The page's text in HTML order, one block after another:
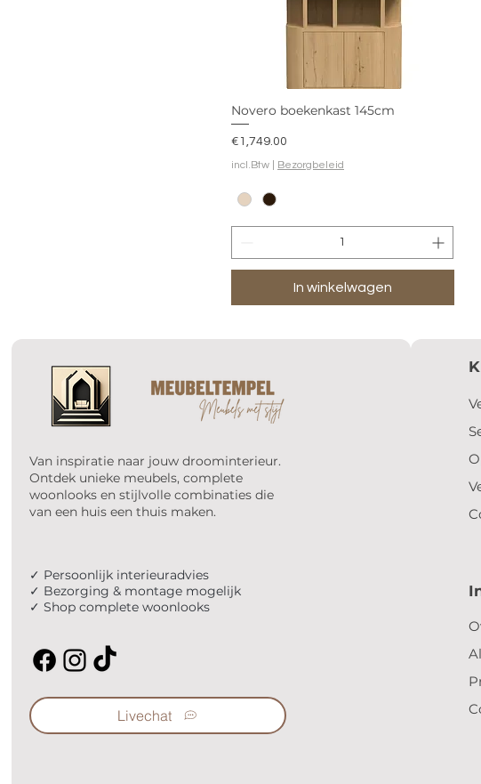
Novero boekenkast 145cm
Prijs
€1,749.00
incl.Btw Bezorgbeleid
In winkelwagen
Van inspiratie naar jouw droominterieur.
Ontdek unieke meubels, complete
woonlooks en stijlvolle combinaties die
van een huis een thuis maken.
✓ Persoonlijk interieuradvies
✓ Bezorging & montage mogelijk
✓ Shop complete woonlooks
Livechat